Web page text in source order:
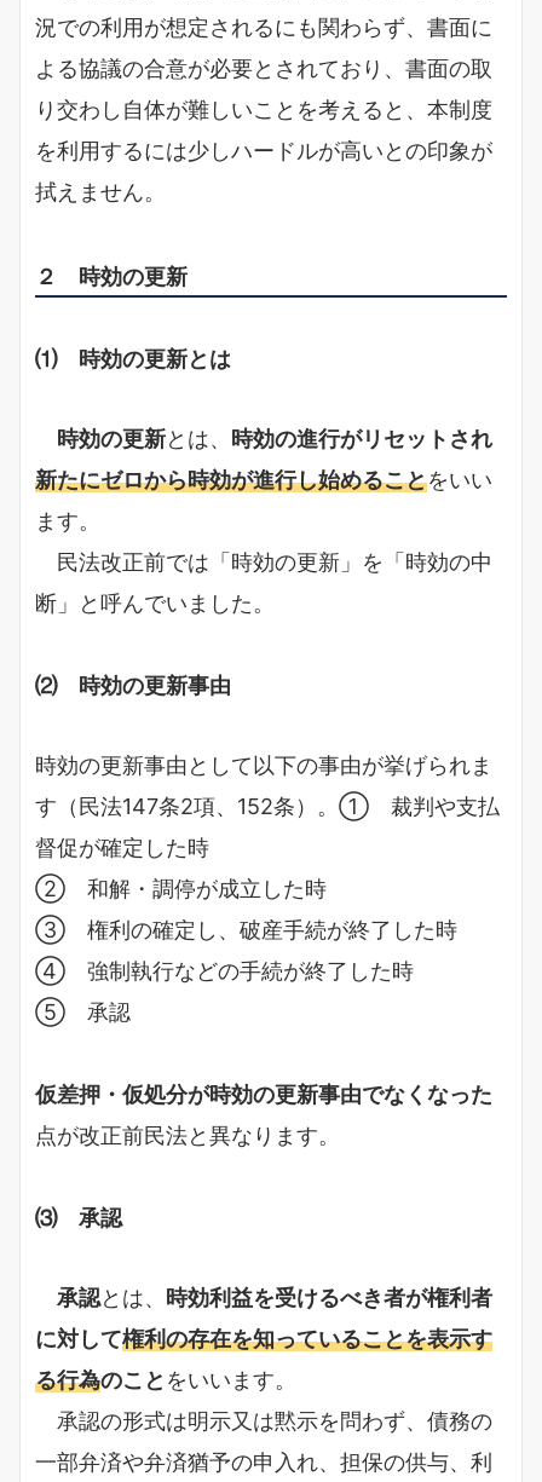
況での利用が想定されるにも関わらず、書面に
よる協議の合意が必要とされており、書面の取
り交わし自体が難しいことを考えると、本制度
を利用するには少しハードルが高いとの印象が
拭えません。
２ 時効の更新
⑴ 時効の更新とは
時効の更新とは、 時効の進行がリセットされ
新たにゼロから時効が進行し始めることをいい
ます。
民法改正前では「時効の更新」を「時効の中
断」と呼んでいました。
⑵ 時効の更新事由
時効の更新事由として以下の事由が挙げられま
す（民法147条2項、152条）。① 裁判や支払
督促が確定した時
② 和解・調停が成立した時
③ 権利の確定し、破産手続が終了した時
④ 強制執行などの手続が終了した時
⑤ 承認
仮差押・仮処分が時効の更新事由でなくなった
点が改正前民法と異なります。
⑶ 承認
承認とは、 時効利益を受けるべき者が権利者
に対して権利の存在を知っていることを表示す
る行為のこと をいいます。
承認の形式は明示又は黙示を問わず、債務の
一部弁済や弁済猶予の申入れ、担保の供与、利